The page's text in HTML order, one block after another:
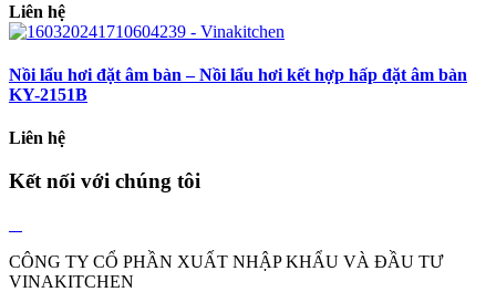
Liên hệ
Nồi lẩu hơi đặt âm bàn – Nồi lẩu hơi kết hợp hấp đặt âm bàn
KY-2151B
Liên hệ
Kết nối với chúng tôi
CÔNG TY CỔ PHẦN XUẤT NHẬP KHẨU VÀ ĐẦU TƯ
VINAKITCHEN